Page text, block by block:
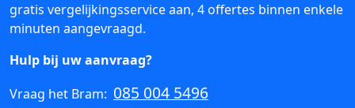
gratis vergelijkingsservice aan, 4 offertes binnen enkele
minuten aangevraagd.
Hulp bij uw aanvraag?
Vraag het Bram: 085 004 5496